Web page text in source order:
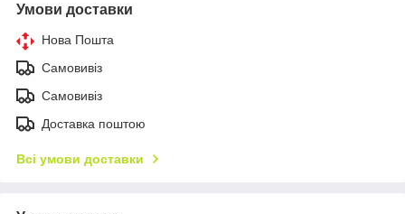
Умови доставки
Нова Пошта
Самовивіз
Самовивіз
Доставка поштою
Всі умови доставки